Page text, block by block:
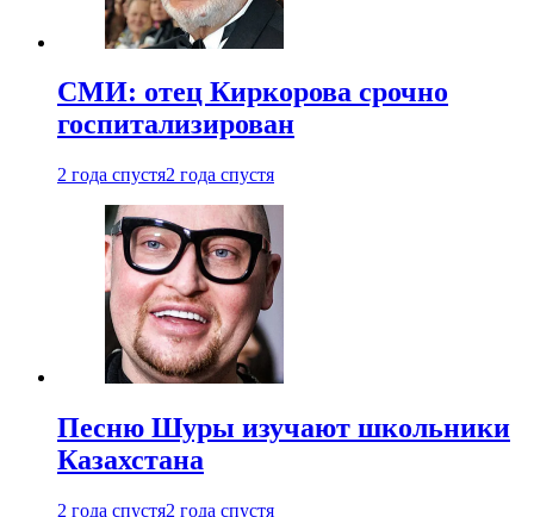
СМИ: отец Киркорова срочно
госпитализирован
2 года спустя2 года спустя
Песню Шуры изучают школьники
Казахстана
2 года спустя2 года спустя